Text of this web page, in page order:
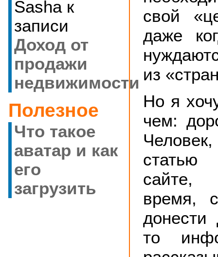
Sashaк
записи
Доход от
продажи
недвижимости
Полезное
Что такое
аватар и как
его
загрузить
свой
даже
из
Но я
чем:
сайте,
время,
то